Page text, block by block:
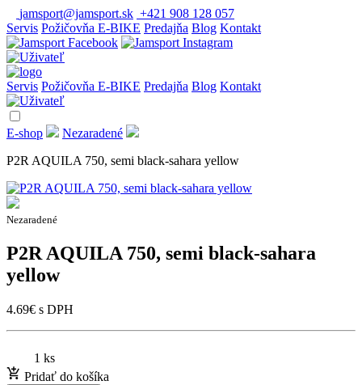
jamsport@jamsport.sk +421 908 128 057
Servis Požičovňa E-BIKE Predajňa Blog Kontakt
Servis Požičovňa E-BIKE Predajňa Blog Kontakt
E-shop
Nezaradené
P2R AQUILA 750, semi black-sahara yellow
Nezaradené
P2R AQUILA 750, semi black-sahara
yellow
4.69€ s DPH
1 ks
Pridať do košíka